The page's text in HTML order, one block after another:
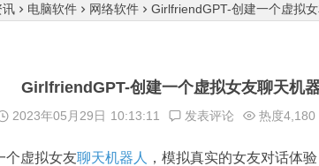
讯 电脑软件 网络软件 GirlfriendGPT-创建一个虚拟
GirlfriendGPT-创建一个虚拟女友聊天机
2023年05月29日 10:13:11 发表评论 热度
个虚拟女友聊天机器人
，模拟真实的女友对话体